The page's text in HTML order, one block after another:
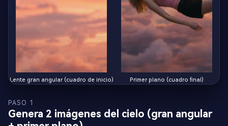
Lente gran angular (cuadro de inicio) Primer plano (cuadro final)
PASO 1
Genera 2 imágenes del cielo (gran angular